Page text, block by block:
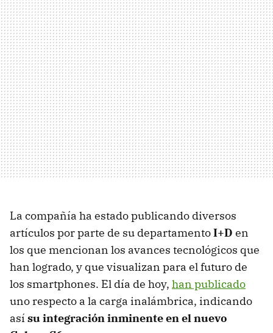
La compañía ha estado publicando diversos
artículos por parte de su departamentoI+D en
los que mencionan los avances tecnológicos que
han logrado, y que visualizan para el futuro de
los smartphones. El día de hoy, han publicado
uno respecto a la carga inalámbrica, indicando
así su integración inminente en el nuevo